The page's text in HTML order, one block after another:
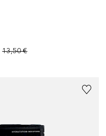
13,50 €